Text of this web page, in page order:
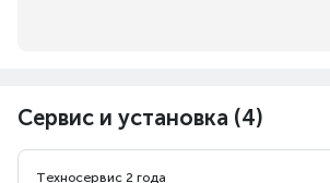
Сервис и установка (4)
Техносервис 2 года